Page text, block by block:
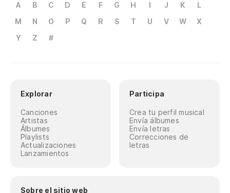
A B C D E F G H I J K
L
M
N O P Q R S T U V W
X
Y
Z #
Explorar
Canciones
Artistas
Álbumes
Playlists
Actualizaciones
Lanzamientos
Participa
Crea tu perfil musical
Envía álbumes
Envía letras
Correcciones de
letras
Sobre el sitio web